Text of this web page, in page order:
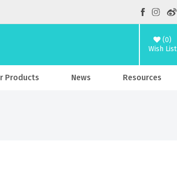
(0)
Wish List
Products News Resources